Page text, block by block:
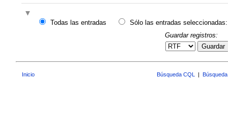
Todas las entradas
Sólo las entradas seleccionadas:
Guardar registros:
Guardar
Inicio Búsqueda CQL